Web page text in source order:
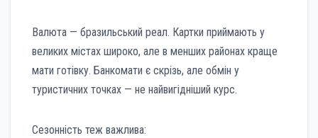
Валюта — бразильський реал. Картки приймають у
великих містах широко, але в менших районах краще
мати готівку. Банкомати є скрізь, але обмін у
туристичних точках — не найвигідніший курс.
Сезонність теж важлива: